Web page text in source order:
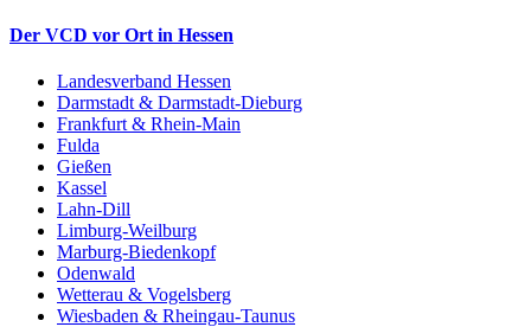
Der VCD vor Ort in Hessen
Landesverband Hessen
Darmstadt & Darmstadt-Dieburg
Frankfurt & Rhein-Main
Fulda
Gießen
Kassel
Lahn-Dill
Limburg-Weilburg
Marburg-Biedenkopf
Odenwald
Wetterau & Vogelsberg
Wiesbaden & Rheingau-Taunus